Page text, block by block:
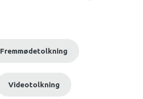
Fremmødetolkning
Videotolkning